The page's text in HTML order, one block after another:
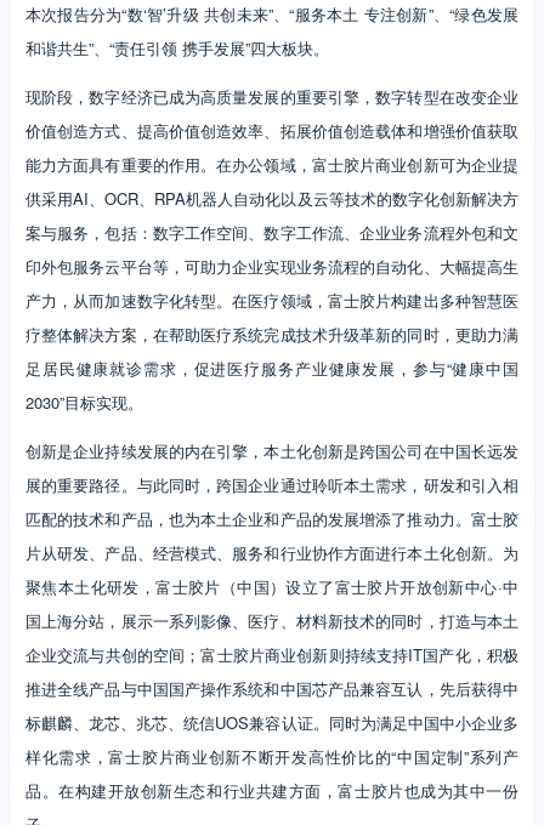
本次报告分为“数‘智’升级 共创未来”、“服务本土 专注创新”、“绿色发展
和谐共生”、“责任引领 携手发展”四大板块。
现阶段，数字经济已成为高质量发展的重要引擎，数字转型在改变企业
价值创造方式、提高价值创造效率、拓展价值创造载体和增强价值获取
能力方面具有重要的作用。在办公领域，富士胶片商业创新可为企业提
供采用AI、OCR、RPA机器人自动化以及云等技术的数字化创新解决方
案与服务，包括：数字工作空间、数字工作流、企业业务流程外包和文
印外包服务云平台等，可助力企业实现业务流程的自动化、大幅提高生
产力，从而加速数字化转型。在医疗领域，富士胶片构建出多种智慧医
疗整体解决方案，在帮助医疗系统完成技术升级革新的同时，更助力满
足居民健康就诊需求，促进医疗服务产业健康发展，参与“健康中国
2030”目标实现。
创新是企业持续发展的内在引擎，本土化创新是跨国公司在中国长远发
展的重要路径。与此同时，跨国企业通过聆听本土需求，研发和引入相
匹配的技术和产品，也为本土企业和产品的发展增添了推动力。富士胶
片从研发、产品、经营模式、服务和行业协作方面进行本土化创新。为
聚焦本土化研发，富士胶片（中国）设立了富士胶片开放创新中心·中
国上海分站，展示一系列影像、医疗、材料新技术的同时，打造与本土
企业交流与共创的空间；富士胶片商业创新则持续支持IT国产化，积极
推进全线产品与中国国产操作系统和中国芯产品兼容互认，先后获得中
标麒麟、龙芯、兆芯、统信UOS兼容认证。同时为满足中国中小企业多
样化需求，富士胶片商业创新不断开发高性价比的“中国定制”系列产
品。在构建开放创新生态和行业共建方面，富士胶片也成为其中一份